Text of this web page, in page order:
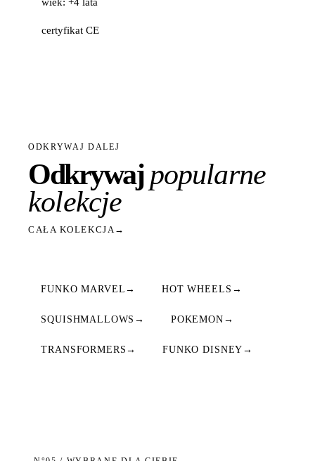
certyfikat CE
ODKRYWAJ DALEJ
Odkrywajpopularne
kolekcje
CAŁA KOLEKCJA→
FUNKO MARVEL → HOT WHEELS →
SQUISHMALLOWS → POKEMON →
TRANSFORMERS → FUNKO DISNEY →